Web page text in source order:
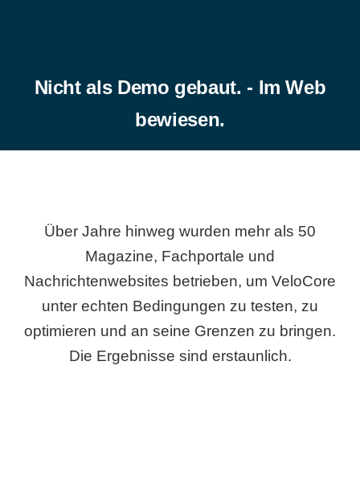
Nicht als Demo gebaut. - Im Web
bewiesen.
Über Jahre hinweg wurden mehr als 50
Magazine, Fachportale und
Nachrichtenwebsites betrieben, um VeloCore
unter echten Bedingungen zu testen, zu
optimieren und an seine Grenzen zu bringen.
Die Ergebnisse sind erstaunlich.